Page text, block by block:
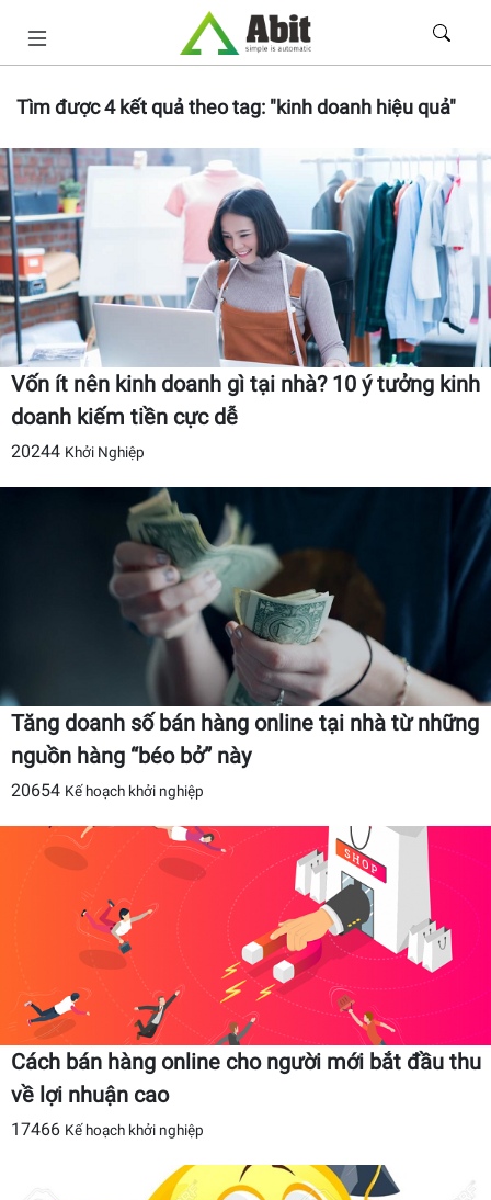
Tìm được4kết quả theo tag: "kinh doanh hiệu quả"
Vốn ít nên kinh doanh gì tại nhà? 10 ý tưởng kinh
doanh kiếm tiền cực dễ
20244 Khởi Nghiệp
Tăng doanh số bán hàng online tại nhà từ những
nguồn hàng “béo bở” này
20654 Kế hoạch khởi nghiệp
Cách bán hàng online cho người mới bắt đầu thu
về lợi nhuận cao
17466 Kế hoạch khởi nghiệp